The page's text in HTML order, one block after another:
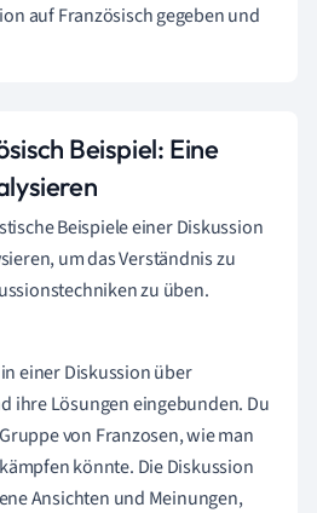
auf Französisch gegeben und
Beispiel: Eine
Beispiele einer Diskussion
um das Verständnis zu
zu üben.
einer Diskussion über
ihre Lösungen eingebunden. Du
von Franzosen, wie man
könnte. Die Diskussion
Ansichten und Meinungen,